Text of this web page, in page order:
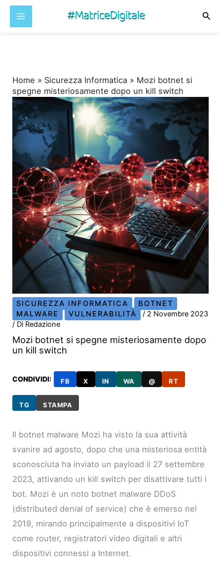
Home » Sicurezza Informatica » Mozi botnet si
spegne misteriosamente dopo un kill switch
SICUREZZA INFORMATICA
BOTNET
MALWARE
VULNERABILITÀ / 2 Novembre 2023
/ Di Redazione
Mozi botnet si spegne misteriosamente dopo
un kill switch
CONDIVIDI: FB X IN WA @ RT
TG STAMPA
Il botnet malware Mozi ha visto la sua attività
svanire ad agosto, dopo che una misteriosa entità
sconosciuta ha inviato un payload il 27 settembre
2023, attivando un kill switch per disattivare tutti i
bot. Mozi è un noto botnet malware DDoS
(distributed denial of service) che è emerso nel
2019, mirando principalmente a dispositivi IoT
come router, registratori video digitali e altri
dispositivi connessi a Internet.